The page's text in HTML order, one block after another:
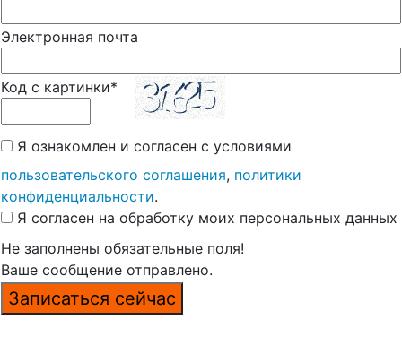
Электронная почта
Код с картинки*
Я ознакомлен и согласен с условиями
пользовательского соглашения, политики
конфиденциальности.
Я согласен на обработку моих персональных данных
Не заполнены обязательные поля!
Ваше сообщение отправлено.